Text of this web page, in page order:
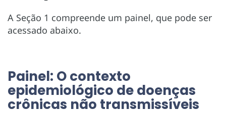
A Seção 1 compreende um painel, que pode ser
acessado abaixo.
Painel: O contexto
epidemiológico de doenças
crônicas não transmissíveis